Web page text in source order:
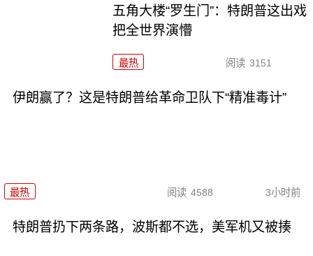
五角大楼“罗生门”：特朗普这出戏
把全世界演懵
最热 阅读 3151
伊朗赢了？这是特朗普给革命卫队下“精准毒计”
最热 阅读 4588 3小时前
特朗普扔下两条路，波斯都不选，美军机又被揍